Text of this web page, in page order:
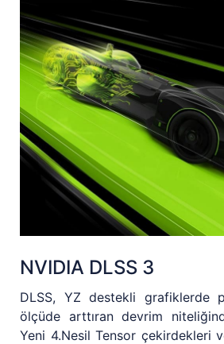
NVIDIA DLSS 3
DLSS, YZ destekli grafiklerde
ölçüde arttıran devrim
Yeni 4.Nesil Tensor çekirdekleri